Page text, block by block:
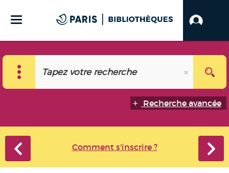
Recherche avancée
Comment s'inscrire ?